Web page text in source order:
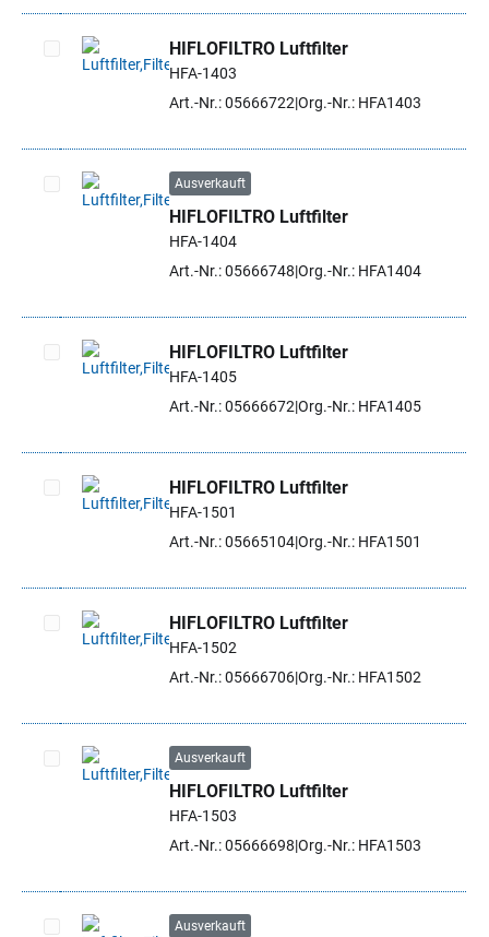
Artikel auswählen
HIFLOFILTRO Luftfilter
HFA-1403
Art.-Nr.: 05666722 Org.-Nr.: HFA1403
Artikel auswählen
Ausverkauft
HIFLOFILTRO Luftfilter
HFA-1404
Art.-Nr.: 05666748 Org.-Nr.: HFA1404
Artikel auswählen
HIFLOFILTRO Luftfilter
HFA-1405
Art.-Nr.: 05666672 Org.-Nr.: HFA1405
Artikel auswählen
HIFLOFILTRO Luftfilter
HFA-1501
Art.-Nr.: 05665104Org.-Nr.: HFA1501
Artikel auswählen
HIFLOFILTRO Luftfilter
HFA-1502
Art.-Nr.: 05666706Org.-Nr.: HFA1502
Artikel auswählen
Ausverkauft
HIFLOFILTRO Luftfilter
HFA-1503
Art.-Nr.: 05666698 Org.-Nr.: HFA1503
Ausverkauft